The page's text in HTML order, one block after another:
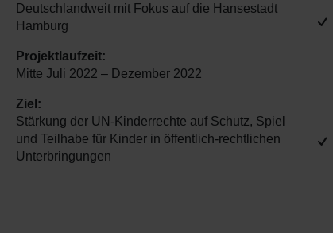
Deutschlandweit mit Fokus auf die Hansestadt
Hamburg
Projektlaufzeit:
Mitte Juli 2022 – Dezember 2022
Ziel:
Stärkung der UN-Kinderrechte auf Schutz, Spiel
und Teilhabe für Kinder in öffentlich-rechtlichen
Unterbringungen